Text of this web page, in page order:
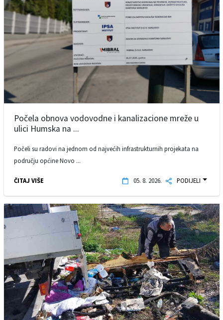
Počela obnova vodovodne i kanalizacione mreže u
ulici Humska na ...
Počeli su radovi na jednom od najvećih infrastrukturnih projekata na
području općine Novo ...
ČITAJ VIŠE 05. 8. 2026. PODIJELI